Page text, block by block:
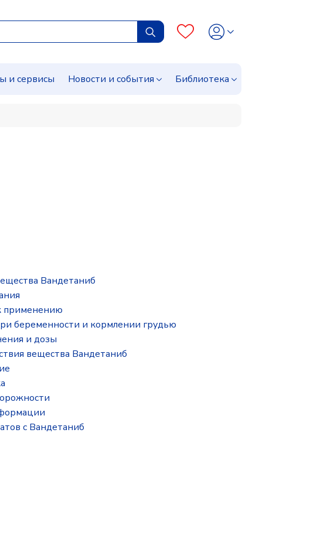
и сервисы Новости и события Библиотека
Вандетаниб
применению
беременности и кормлении грудью
и дозы
вещества Вандетаниб
с Вандетаниб